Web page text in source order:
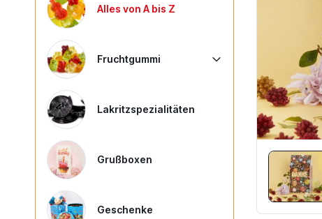
Alles von A bis Z
Fruchtgummi
Lakritzspezialitäten
Grußboxen
Geschenke